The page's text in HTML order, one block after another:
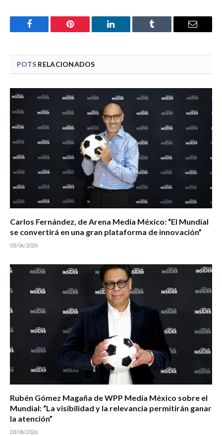
Facebook Pinterest LinkedIn Tumblr Email
POTS RELACIONADOS
Carlos Fernández, de Arena Media México: “El Mundial
se convertirá en una gran plataforma de innovación”
03/06/2026
Rubén Gómez Magaña de WPP Media México sobre el
Mundial: “La visibilidad y la relevancia permitirán ganar
la atención”
03/06/2026